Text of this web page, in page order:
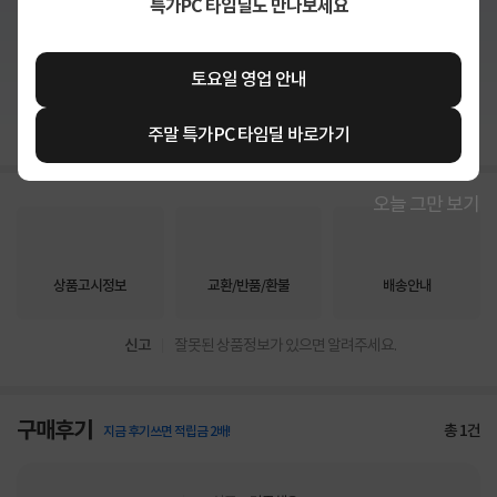
특가PC 타임딜도 만나보세요
토요일 영업 안내
주말 특가PC 타임딜 바로가기
오늘 그만 보기
상품고시정보 교환/반품/환불 배송안내
신고 잘못된 상품정보가 있으면 알려주세요.
구매후기 지금 후기쓰면 적립금 2배! 총1건